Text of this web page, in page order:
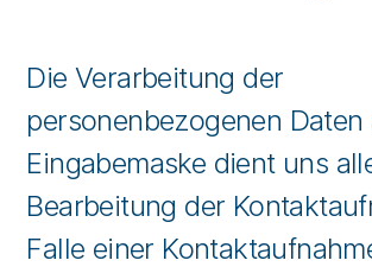
Die Verarbeitung der
personenbezogenen Daten
Eingabemaske dient uns
Bearbeitung der
Falle einer